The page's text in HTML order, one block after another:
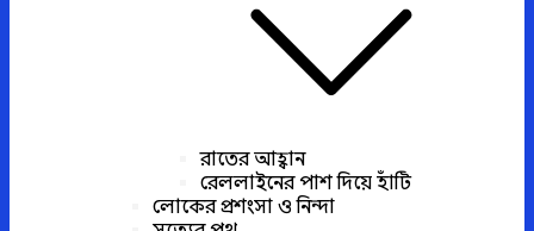
রাতের আহ্বান
রেললাইনের পাশ দিয়ে হাঁটি
লোকের প্রশংসা ও নিন্দা